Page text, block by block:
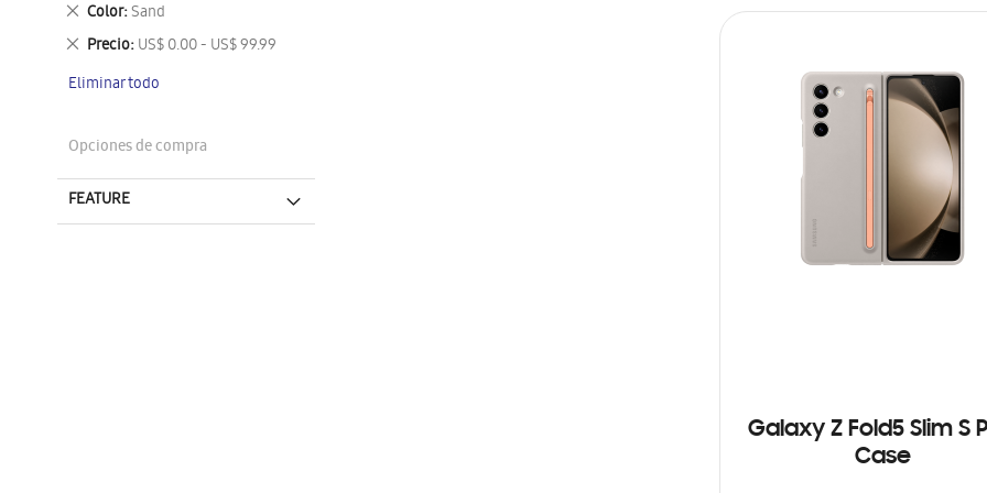
Galaxy Z Fold5 Slim S
Case
artículo
Color Sand
Eliminar
este
artículo
Precio US$ 0.00 - US$ 99.99
Eliminar
artículo
Eliminar todo
Opciones de compra
FEATURE